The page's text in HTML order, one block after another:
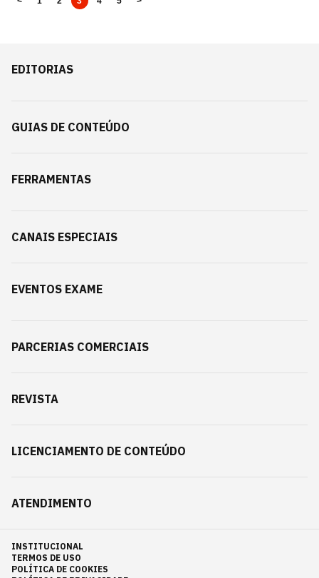
EDITORIAS
GUIAS DE CONTEÚDO
FERRAMENTAS
CANAIS ESPECIAIS
EVENTOS EXAME
PARCERIAS COMERCIAIS
REVISTA
LICENCIAMENTO DE CONTEÚDO
ATENDIMENTO
INSTITUCIONAL
TERMOS DE USO
POLÍTICA DE COOKIES